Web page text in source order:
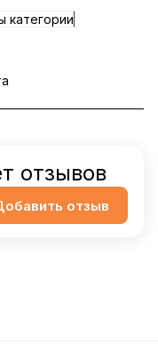
категории
отзывов
отзыв